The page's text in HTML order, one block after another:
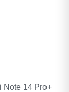
Note 14 Pro+